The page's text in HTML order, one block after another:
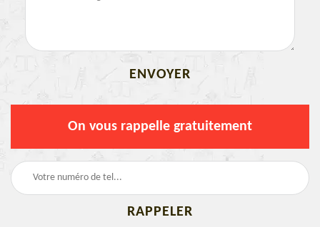
On vous rappelle gratuitement